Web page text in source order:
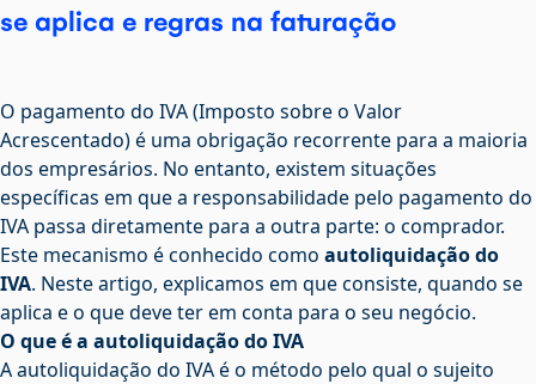
se aplica e regras na faturação
O pagamento do IVA (Imposto sobre o Valor
Acrescentado) é uma obrigação recorrente para a maioria
dos empresários. No entanto, existem situações
específicas em que a responsabilidade pelo pagamento do
IVA passa diretamente para a outra parte: o comprador.
Este mecanismo é conhecido como autoliquidação do
IVA. Neste artigo, explicamos em que consiste, quando se
aplica e o que deve ter em conta para o seu negócio.
O que é a autoliquidação do IVA
A autoliquidação do IVA é o método pelo qual o sujeito